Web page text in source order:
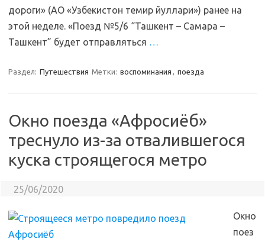
дороги» (АО «Узбекистон темир йуллари») ранее на
этой неделе. «Поезд №5/6 “Ташкент – Самара –
Ташкент” будет отправляться …
Раздел: Путешествия Метки: воспоминания , поезда
Окно поезда «Афросиёб»
треснуло из-за отвалившегося
куска строящегося метро
25/06/2020
Окно
поез